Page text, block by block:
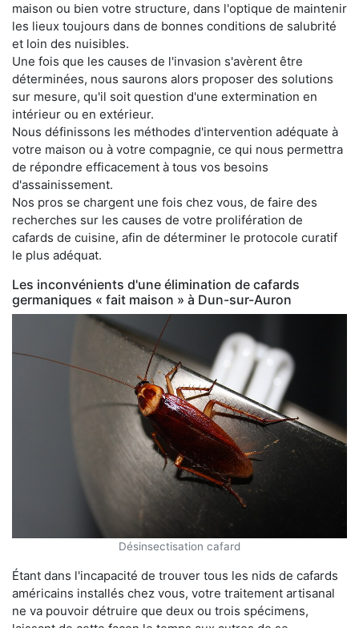
maison ou bien votre structure, dans l'optique de maintenir
les lieux toujours dans de bonnes conditions de salubrité
et loin des nuisibles.
Une fois que les causes de l'invasion s'avèrent être
déterminées, nous saurons alors proposer des solutions
sur mesure, qu'il soit question d'une extermination en
intérieur ou en extérieur.
Nous définissons les méthodes d'intervention adéquate à
votre maison ou à votre compagnie, ce qui nous permettra
de répondre efficacement à tous vos besoins
d'assainissement.
Nos pros se chargent une fois chez vous, de faire des
recherches sur les causes de votre prolifération de
cafards de cuisine, afin de déterminer le protocole curatif
le plus adéquat.
Les inconvénients d'une élimination de cafards
germaniques « fait maison » à Dun-sur-Auron
Désinsectisation cafard
Étant dans l'incapacité de trouver tous les nids de cafards
américains installés chez vous, votre traitement artisanal
ne va pouvoir détruire que deux ou trois spécimens,